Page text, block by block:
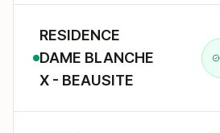
RESIDENCE
DAME BLANCHE
X - BEAUSITE